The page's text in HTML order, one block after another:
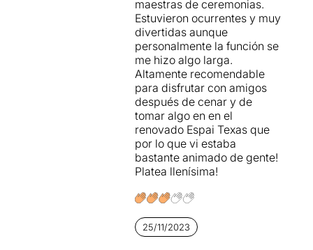
maestras de ceremonias.
Estuvieron ocurrentes y muy
divertidas aunque
personalmente la función se
me hizo algo larga.
Altamente recomendable
para disfrutar con amigos
después de cenar y de
tomar algo en en el
renovado Espai Texas que
por lo que vi estaba
bastante animado de gente!
Platea llenísima!
25/11/2023